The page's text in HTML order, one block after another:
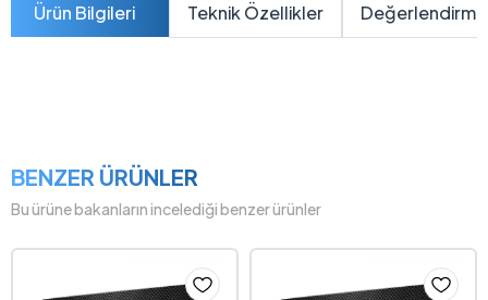
Ürün Bilgileri Teknik Özellikler
BENZER ÜRÜNLER
Bu ürüne bakanların incelediği benzer ürünler